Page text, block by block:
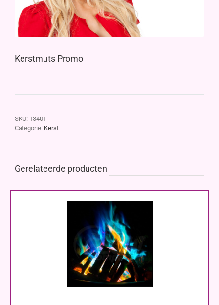
Kerstmuts Promo
SKU: 13401
Categorie: Kerst
Gerelateerde producten